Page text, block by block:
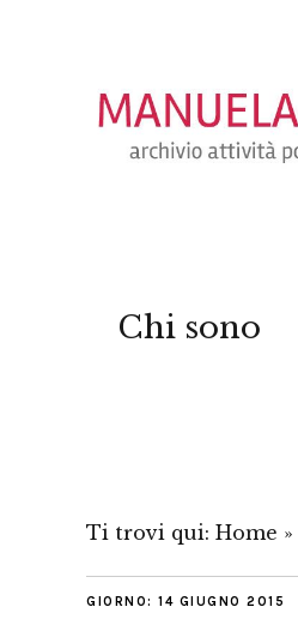
Chi sono
Ti trovi qui: Home »
GIORNO: 14 GIUGNO 2015